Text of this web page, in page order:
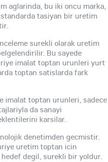
aglarinda, bu iki oncu marka,
tasiyan bir uretim
surekli olarak uretim
Bu sayede
imalat toptan urunleri yurt
toptan satislarda fark
imalat toptan urunleri, sadece
da sanayi
karsilar.
denetimden gecmistir.
uretim toptan icin
degil, surekli bir yoldur.